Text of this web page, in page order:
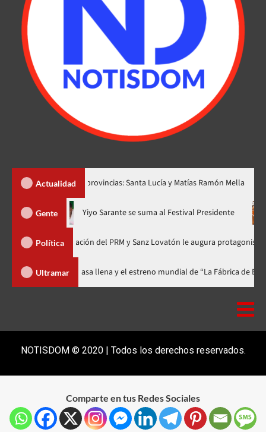
Actualidad
dos nuevas provincias: Santa Lucía y Matías Ramón Mella
Gente
en nuevo horario Yiyo Sarante se suma al Festival
Política
Organización del PRM y Sanz Lovatón le augura protagonismo político
Ultramar
celebra 15 años con una gala a casa llena y el estreno mundial de “La
NOTISDOM © 2020 | Todos los derechos reservados.
Comparte en tus Redes Sociales